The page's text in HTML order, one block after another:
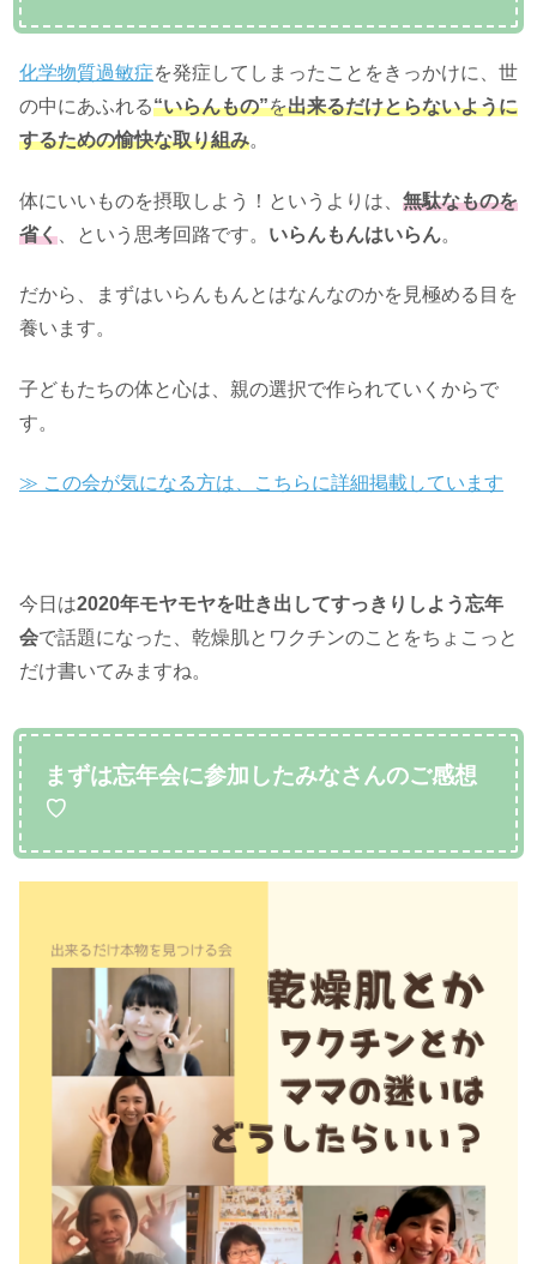
化学物質過敏症を発症してしまったことをきっかけに、世
の中にあふれる“いらんもの”を出来るだけとらないように
するための愉快な取り組み。
体にいいものを摂取しよう！というよりは、 無駄なものを
省く 、という思考回路です。 いらんもんはいらん。
だから、まずはいらんもんとはなんなのかを見極める目を
養います。
子どもたちの体と心は、親の選択で作られていくからで
す。
≫ この会が気になる方は、こちらに詳細掲載しています
今日は2020年モヤモヤを吐き出してすっきりしよう忘年
会で話題になった、乾燥肌とワクチンのことをちょこっと
だけ書いてみますね。
まずは忘年会に参加したみなさんのご感想
♡